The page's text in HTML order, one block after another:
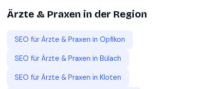
Ärzte & Praxen in der Region
SEO für Ärzte & Praxen in Opfikon
SEO für Ärzte & Praxen in Bülach
SEO für Ärzte & Praxen in Kloten